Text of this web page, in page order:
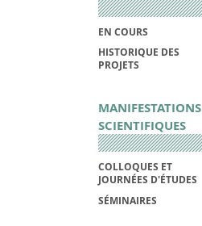
EN COURS
HISTORIQUE DES
PROJETS
MANIFESTATIONS
SCIENTIFIQUES
COLLOQUES ET
JOURNÉES D'ÉTUDES
SÉMINAIRES